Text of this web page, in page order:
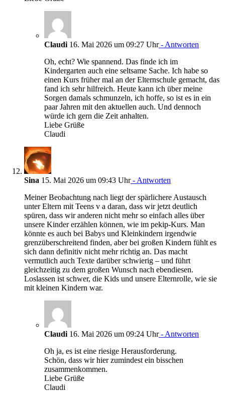
Claudi 16. Mai 2026 um 09:27 Uhr- Antworten
Oh, echt? Wie spannend. Das finde ich im
Kindergarten auch eine seltsame Sache. Ich habe so
einen Kurs früher mal an der Elternschule gemacht, das
fand ich sehr hilfreich. Heute kann ich über meine
Sorgen damals schmunzeln, ich hoffe, so ist es in ein
paar Jahren mit den aktuellen auch. Und dennoch
würde ich gern die Zeit anhalten.
Liebe Grüße
Claudi
Sina 15. Mai 2026 um 09:43 Uhr- Antworten
Meiner Beobachtung nach liegt der spärlichere Austausch
unter Eltern mit Teens v a daran, dass wir jetzt deutlich
spüren, dass wir anderen nicht mehr so einfach alles über
unsere Kinder erzählen können, wie im pekip-Kurs. Man
könnte es auch bei Babys und Kleinkindern irgendwie
grenzüberschreitend finden, aber bei großen Kindern fühlt es
sich dann definitiv nicht mehr richtig an. Das macht
vermutlich auch Texte darüber schwierig – und führt
gleichzeitig zu dem großen Wunsch nach ebendiesen.
Loslassen ist schwer, die Kids und unsere Elternrolle, wie sie
mit kleinen Kindern war.
Claudi 16. Mai 2026 um 09:24 Uhr- Antworten
Oh ja, es ist eine riesige Herausforderung.
Schön, dass wir hier zumindest ein bisschen
zusammenkommen.
Liebe Grüße
Claudi